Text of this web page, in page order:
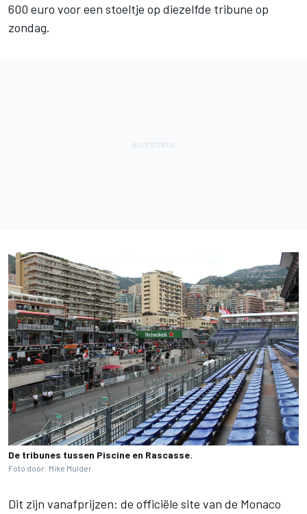
600 euro voor een stoeltje op diezelfde tribune op
zondag.
De tribunes tussen Piscine en Rascasse.
Foto door: Mike Mulder
Dit zijn vanafprijzen: de officiële site van de Monaco